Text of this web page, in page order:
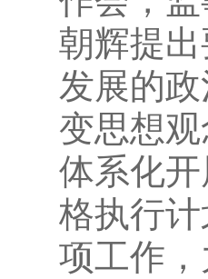
朝辉提
发展的
变思想
体系化
格执行
项工作